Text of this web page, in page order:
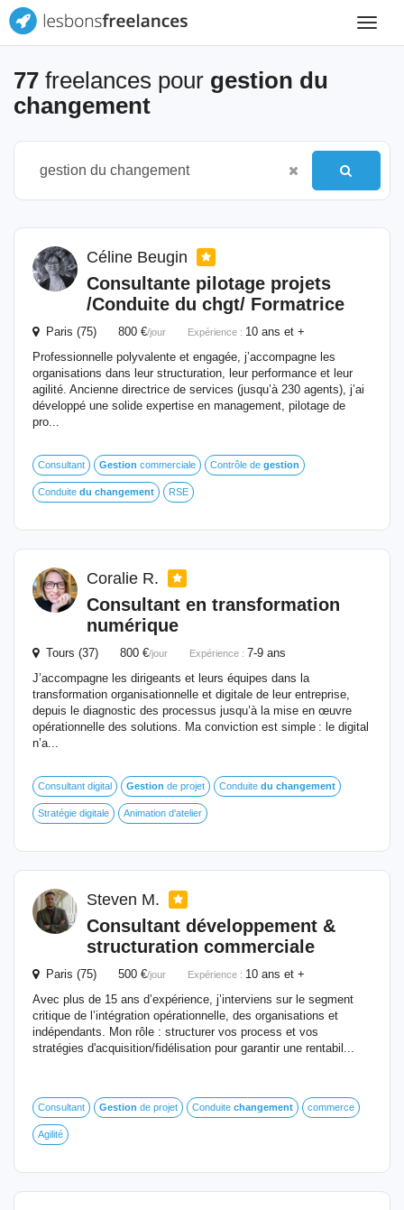
Toggle
77 freelances pour gestion du
changement
Céline Beugin
Consultante pilotage projets
/Conduite du chgt/ Formatrice
Paris (75) 800 €/jour Expérience : 10 ans et +
Professionnelle polyvalente et engagée, j’accompagne les
organisations dans leur structuration, leur performance et leur
agilité. Ancienne directrice de services (jusqu’à 230 agents), j’ai
développé une solide expertise en management, pilotage de
pro...
Consultant Gestion commerciale Contrôle de gestion
Conduite du changement RSE
Coralie R.
Consultant en transformation
numérique
Tours (37) 800 €/jour Expérience : 7-9 ans
J’accompagne les dirigeants et leurs équipes dans la
transformation organisationnelle et digitale de leur entreprise,
depuis le diagnostic des processus jusqu’à la mise en œuvre
opérationnelle des solutions. Ma conviction est simple : le digital
n’a...
Consultant digital Gestion de projet Conduite du changement
Stratégie digitale Animation d'atelier
Steven M.
Consultant développement &
structuration commerciale
Paris (75) 500 €/jour Expérience : 10 ans et +
Avec plus de 15 ans d’expérience, j’interviens sur le segment
critique de l’intégration opérationnelle, des organisations et
indépendants. Mon rôle : structurer vos process et vos
stratégies d'acquisition/fidélisation pour garantir une rentabil...
Consultant Gestion de projet Conduite changement commerce
Agilité